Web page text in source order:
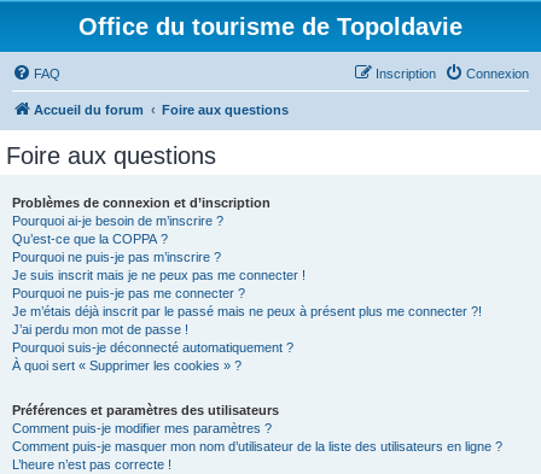
Office du tourisme de Topoldavie
FAQ Connexion
Inscription
Accueil du forum Foire aux questions
Foire aux questions
Problèmes de connexion et d’inscription
Pourquoi ai-je besoin de m’inscrire ?
Qu’est-ce que la COPPA ?
Pourquoi ne puis-je pas m’inscrire ?
Je suis inscrit mais je ne peux pas me connecter !
Pourquoi ne puis-je pas me connecter ?
Je m’étais déjà inscrit par le passé mais ne peux à présent plus me connecter ?!
J’ai perdu mon mot de passe !
Pourquoi suis-je déconnecté automatiquement ?
À quoi sert « Supprimer les cookies » ?
Préférences et paramètres des utilisateurs
Comment puis-je modifier mes paramètres ?
Comment puis-je masquer mon nom d’utilisateur de la liste des utilisateurs en ligne ?
L’heure n’est pas correcte !